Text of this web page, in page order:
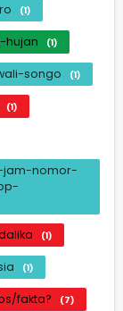
(1)
hujan (1)
songo (1)
(1)
jam-nomor-
(1)
(1)
fakta? (7)